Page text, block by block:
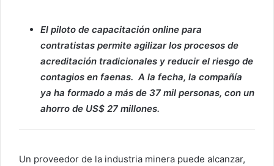
El piloto de capacitación online para
contratistas permite agilizar los procesos de
acreditación tradicionales y reducir el riesgo de
contagios en faenas. A la fecha, la compañía
ya ha formado a más de 37 mil personas, con un
ahorro de US$ 27 millones.
Un proveedor de la industria minera puede alcanzar,